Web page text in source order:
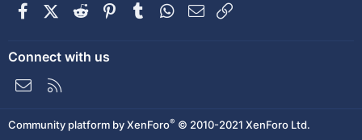
FacebookX (Twitter)
Reddit PinterestTumblrWhatsApp
E-posta
Connect with us
Bize ulaşın
Community platform by XenForo® © 2010-2021 XenForo Ltd.